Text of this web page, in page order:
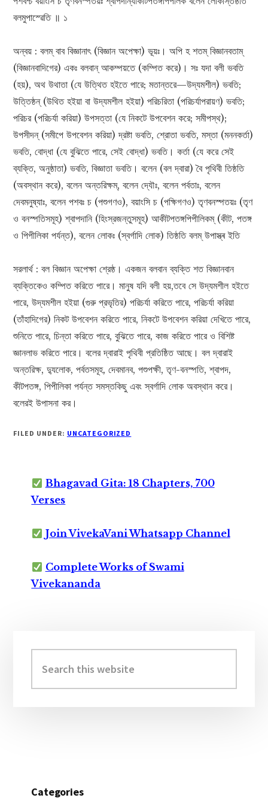
বলমুপাস্ৱেতি ॥ ১
অন্বয় : বলম্ বাব বিজ্ঞানাৎ (বিজ্ঞান অপেক্ষা) ভূয়ঃ। অপি হ শতম্ বিজ্ঞানবতাম্
(বিজ্ঞানবাদিগের) একঃ বলবান্ আকম্পয়তে (কম্পিত করে)। সঃ যদা বলী ভবতি
(হয়), অথ উথাতা (যে উত্থিত হইতে পারে; মতান্তরে—উদ্যমশীল) ভবতি;
উত্তিষ্ঠন্‌ (উথিত হইয়া বা উদ্যমশীল হইয়া) পরিচরিতা (পরিচর্যাপরায়ণ) ভবতি;
পরিচর (পরিচর্যা করিয়া) উপসত্তা (যে নিকটে উপবেশন করে; সমীপস্থ);
উপসীদন্ (সমীপে উপবেশন করিয়া) দ্রষ্টা ভবতি, শ্রোতা ভবতি, মস্তা (মননকর্তা)
ভবতি, বোদ্ধা (যে বুঝিতে পারে, সেই বোদ্ধা) ভবতি। কর্তা (যে করে সেই
ব্যক্তি, অনুষ্ঠাতা) ভবতি, বিজ্ঞাতা ভবতি। বলেন (বল দ্বারা) বৈ পৃথিবী তিষ্ঠতি
(অবস্থান করে), বলেন অন্তরিক্ষম্, বলেন দ্যৌঃ, বলেন পর্বতাঃ, বলেন
দেবমনুষ্যাঃ, বলেন পশবঃ চ (পশুগণও), বয়াংসি চ (পক্ষিগণও) তৃণবনস্পতয়ঃ (তৃণ
ও বনস্পতিসমূহ) শ্বাপদানি (হিংস্রজন্তুসমূহ) আকীটপতঙ্গপিপীলিকম্ (কীট, পতঙ্গ
ও পিপীলিকা পর্যন্ত), বলেন লোকঃ (স্বর্গাদি লোক) তিষ্ঠতি বলম্ উপাস্ত্ৰ ইতি
সরলার্থ : বল বিজ্ঞান অপেক্ষা শ্রেষ্ঠ। একজন বলবান ব্যক্তি শত বিজ্ঞানবান
ব্যক্তিকেও কম্পিত করিতে পারে। মানুষ যদি বলী হয়,তবে সে উদ্যমশীল হইতে
পারে, উদ্যমশীল হইয়া (গুরু প্রভৃতির) পরিচর্যা করিতে পারে, পরিচর্যা করিয়া
(তাঁহাদিগের) নিকট উপবেশন করিতে পারে, নিকটে উপবেশন করিয়া দেখিতে পারে,
শুনিতে পারে, চিন্তা করিতে পারে, বুঝিতে পারে, কাজ করিতে পারে ও বিশিষ্ট
জ্ঞানলাভ করিতে পারে। বলের দ্বারাই পৃথিবী প্রতিষ্ঠিত আছে। বল দ্বারাই
অন্তরিক্ষ, দ্যুলোক, পর্বতসমূহ, দেবমানব, পশুপক্ষী, তৃণ-বনস্পতি, শ্বাপদ,
কীটপতঙ্গ, পিপীলিকা পর্যন্ত সমস্তকিছু এবং স্বর্গাদি লোক অবস্থান করে।
বলেরই উপাসনা কর।
FILED UNDER: UNCATEGORIZED
Bhagavad Gita: 18 Chapters, 700
Verses
Join VivekaVani Whatsapp Channel
Complete Works of Swami
Vivekananda
Sidebar
this
website
Categories